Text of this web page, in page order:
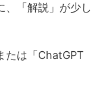
、「解説」が少し
たは「ChatGPT